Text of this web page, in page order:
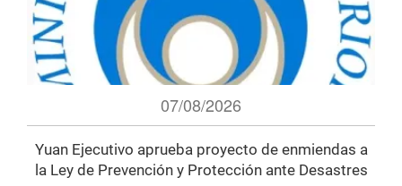
07/08/2026
Yuan Ejecutivo aprueba proyecto de enmiendas a
la Ley de Prevención y Protección ante Desastres